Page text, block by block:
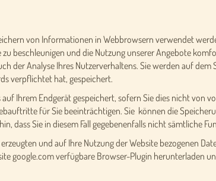
von Informationen in Webbrowsern verwendet
beschleunigen und die Nutzung unserer Angebote
der Analyse Ihres Nutzerverhaltens. Sie werden auf
verpflichtet hat, gespeichert.
Ihrem Endgerät gespeichert, sofern Sie dies nicht von
für Sie beeinträchtigen. Sie können die
dass Sie in diesem Fall gegebenenfalls nicht sämtliche
und auf Ihre Nutzung der Website bezogenen
google.com verfügbare Browser-Plugin herunterladen